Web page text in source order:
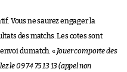
Vous ne saurez engager la
des matchs. Les cotes sont
du match. « Jouer comporte des
le 09 74 75 13 13 (appel non